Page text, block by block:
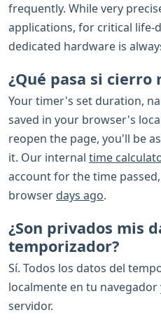
frequently. While very
applications, for critical life-
dedicated hardware is
¿Qué pasa si cierro
Your timer's set duration,
saved in your browser's
reopen the page, you'll be
it. Our internal time
account for the time
browser days ago.
¿Son privados mis
temporizador?
Sí. Todos los datos del
localmente en tu
servidor.